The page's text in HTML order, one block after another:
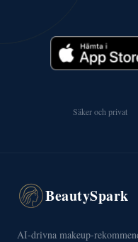
Säker och privat
BeautySpark
AI-drivna makeup-